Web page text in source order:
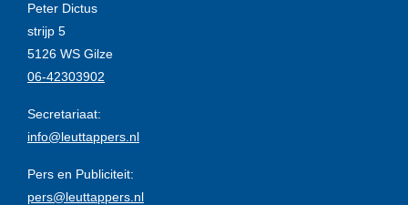
Peter Dictus
strijp 5
5126 WS Gilze
06-42303902
Secretariaat:
info@leuttappers.nl
Pers en Publiciteit:
pers@leuttappers.nl